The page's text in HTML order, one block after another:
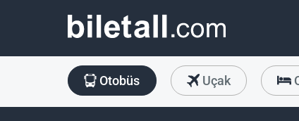
Otobüs Uçak